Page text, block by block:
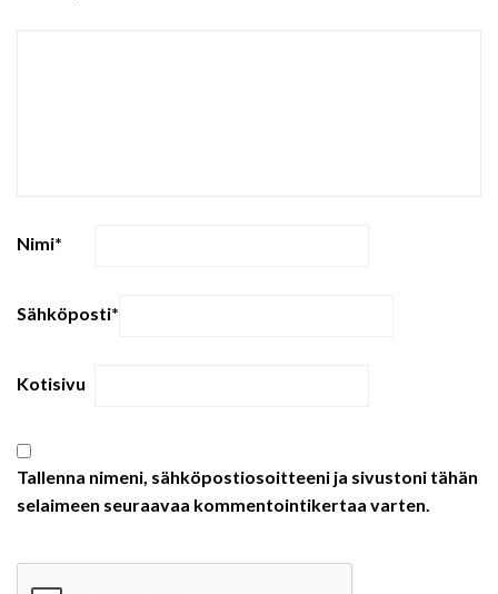
Nimi*
Sähköposti*
Kotisivu
Tallenna nimeni, sähköpostiosoitteeni ja sivustoni tähän
selaimeen seuraavaa kommentointikertaa varten.